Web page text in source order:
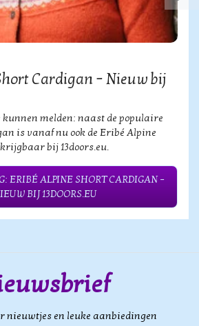
Cardigan – Nieuw bij
kunnen melden: naast de populaire
is vanaf nu ook de Eribé Alpine
bij 13doors.eu.
ERIBÉ ALPINE SHORT CARDIGAN –
BIJ 13DOORS.EU
nieuwtjes en leuke aanbiedingen